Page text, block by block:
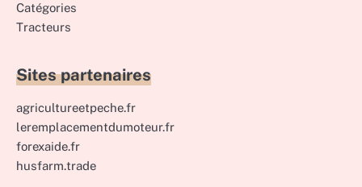
Catégories
Tracteurs
Sites partenaires
agricultureetpeche.fr
leremplacementdumoteur.fr
forexaide.fr
husfarm.trade